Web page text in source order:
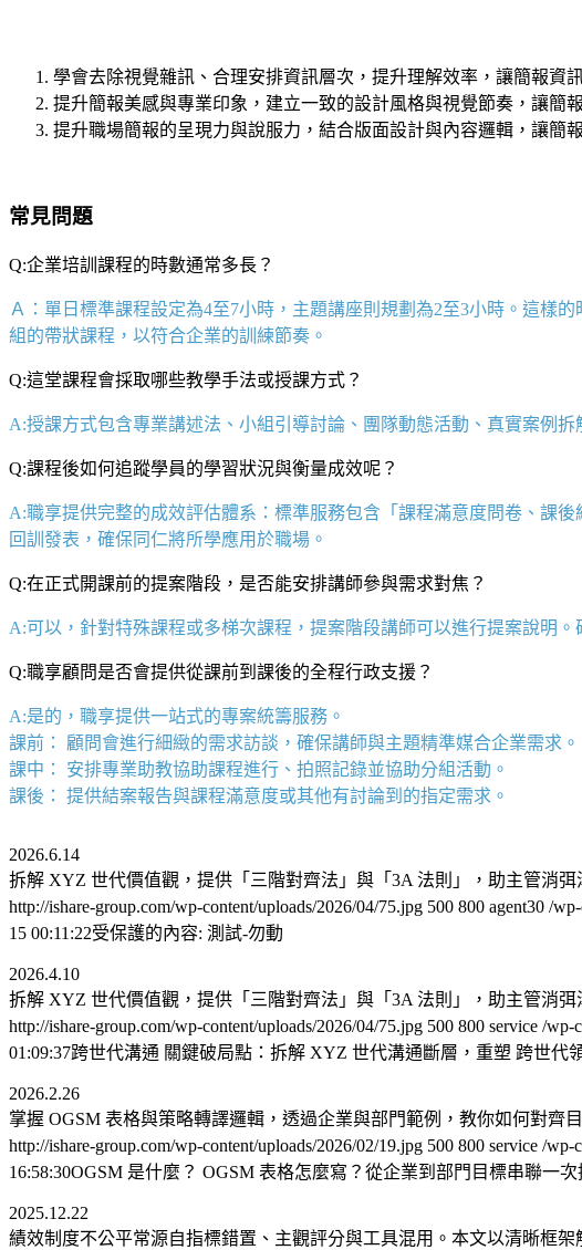
學會去除視覺雜訊、合理安排資訊層次，提升理解效率，讓簡報資
提升簡報美感與專業印象，建立一致的設計風格與視覺節奏，讓簡
提升職場簡報的呈現力與說服力，結合版面設計與內容邏輯，讓簡
常見問題
Q:企業培訓課程的時數通常多長？
Ａ：單日標準課程設定為4至7小時，主題講座則規劃為2至3小時。這樣的
組的帶狀課程，以符合企業的訓練節奏。
Q:這堂課程會採取哪些教學手法或授課方式？
A:授課方式包含專業講述法、小組引導討論、團隊動態活動、真實案例
Q:課程後如何追蹤學員的學習狀況與衡量成效呢？
A:職享提供完整的成效評估體系：標準服務包含「課程滿意度問卷、課後
回訓發表，確保同仁將所學應用於職場。
Q:在正式開課前的提案階段，是否能安排講師參與需求對焦？
A:可以，針對特殊課程或多梯次課程，提案階段講師可以進行提案說明
Q:職享顧問是否會提供從課前到課後的全程行政支援？
A:是的，職享提供一站式的專案統籌服務。
課前： 顧問會進行細緻的需求訪談，確保講師與主題精準媒合企業需求。
課中： 安排專業助教協助課程進行、拍照記錄並協助分組活動。
課後： 提供結案報告與課程滿意度或其他有討論到的指定需求。
2026.6.14
拆解 XYZ 世代價值觀，提供「三階對齊法」與「3A 法則」，助主管消
http://ishare-group.com/wp-content/uploads/2026/04/75.jpg 500 800 agent30 /
15 00:11:22受保護的內容: 測試-勿動
2026.4.10
拆解 XYZ 世代價值觀，提供「三階對齊法」與「3A 法則」，助主管消
http://ishare-group.com/wp-content/uploads/2026/04/75.jpg 500 800 service /wp-
01:09:37跨世代溝通 關鍵破局點：拆解 XYZ 世代溝通斷層，重塑 跨世代
2026.2.26
掌握 OGSM 表格與策略轉譯邏輯，透過企業與部門範例，教你如何對齊
http://ishare-group.com/wp-content/uploads/2026/02/19.jpg 500 800 service /wp-
16:58:30OGSM 是什麼？ OGSM 表格怎麼寫？從企業到部門目標串聯一次
2025.12.22
績效制度不公平常源自指標錯置、主觀評分與工具混用。本文以清晰框